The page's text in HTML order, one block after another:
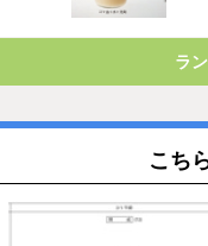
ラ
こち